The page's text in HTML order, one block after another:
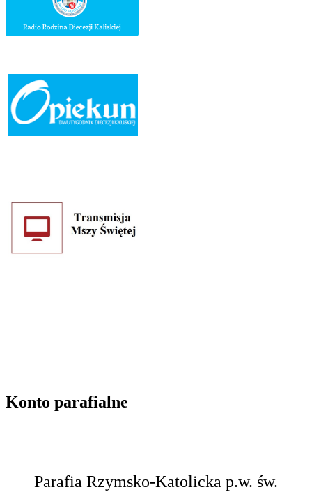
Konto parafialne
Parafia Rzymsko-Katolicka p.w. św.